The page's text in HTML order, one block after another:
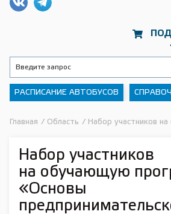
РАСПИСАНИЕ АВТОБУСОВ
Главная / Область / Набор участников
Набор участников
на обучающую
«Основы